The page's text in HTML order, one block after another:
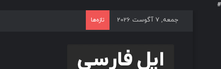
#
جمعه, 7 آگوست 2026
تازه‌ها